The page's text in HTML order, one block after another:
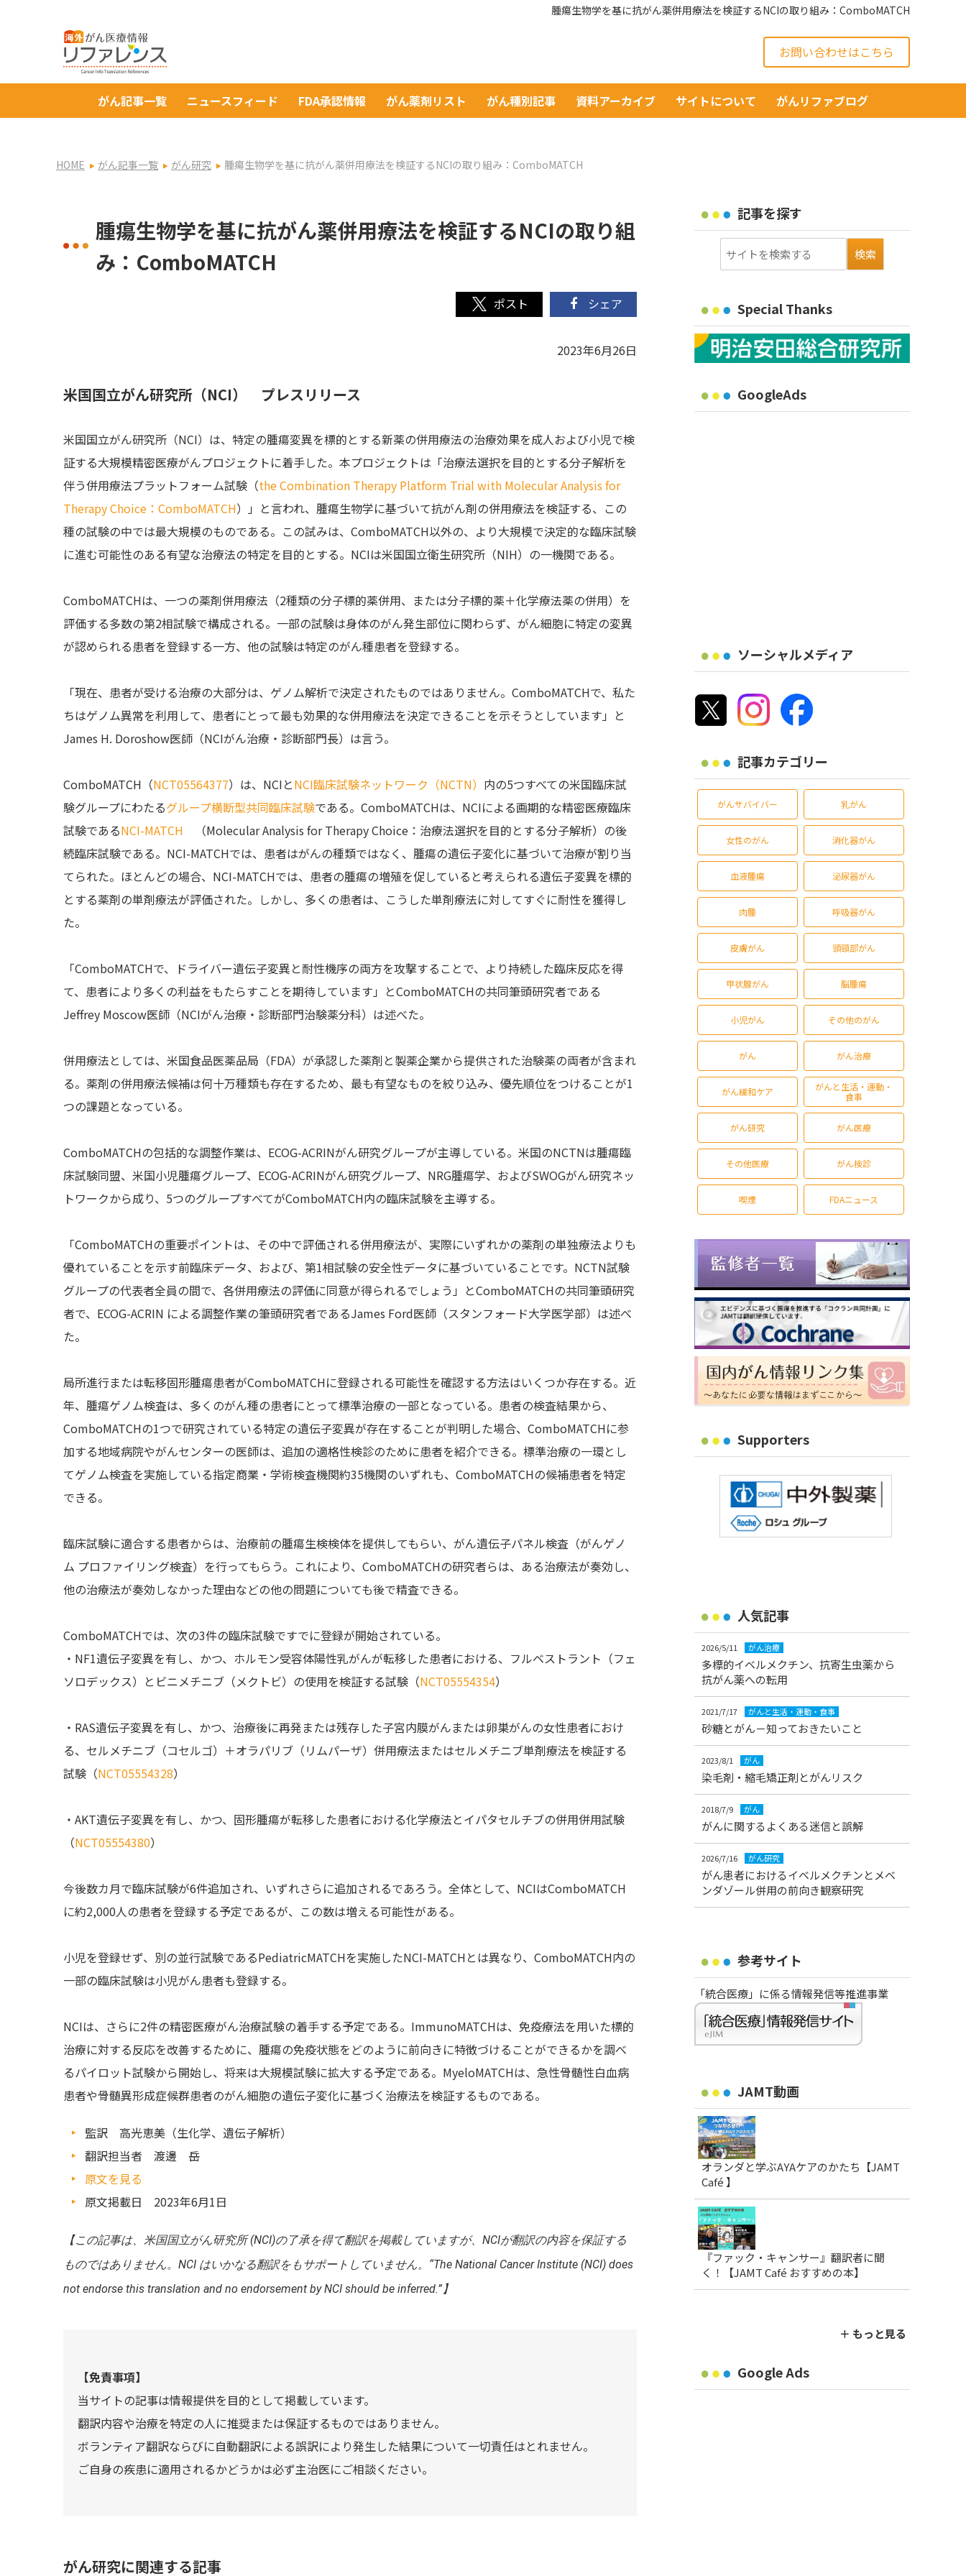
腫瘍生物学を基に抗がん薬併用療法を検証するNCIの取り組み：ComboMATCH
お問い合わせはこちら
がん記事一覧 ニュースフィード FDA承認情報 がん薬剤リスト がん種別記事 資料アーカイブ サイトについて がんリファブログ
HOME がん記事一覧 がん研究 腫瘍生物学を基に抗がん薬併用療法を検証するNCIの取り組み：ComboMATCH
腫瘍生物学を基に抗がん薬併用療法を検証するNCIの取り組
み：ComboMATCH
シェア
2023年6月26日
米国国立がん研究所（NCI） プレスリリース
米国国立がん研究所（NCI）は、特定の腫瘍変異を標的とする新薬の併用療法の治療効果を成人および小児で検
証する大規模精密医療がんプロジェクトに着手した。本プロジェクトは「治療法選択を目的とする分子解析を
伴う併用療法プラットフォーム試験（theCombination Therapy Platform Trial with Molecular Analysis for
Therapy Choice：ComboMATCH）」と言われ、腫瘍生物学に基づいて抗がん剤の併用療法を検証する、この
種の試験の中では最大規模のものである。この試みは、ComboMATCH以外の、より大規模で決定的な臨床試験
に進む可能性のある有望な治療法の特定を目的とする。NCIは米国国立衛生研究所（NIH）の一機関である。
ComboMATCHは、一つの薬剤併用療法（2種類の分子標的薬併用、または分子標的薬＋化学療法薬の併用）を
評価する多数の第2相試験で構成される。一部の試験は身体のがん発生部位に関わらず、がん細胞に特定の変異
が認められる患者を登録する一方、他の試験は特定のがん種患者を登録する。
「現在、患者が受ける治療の大部分は、ゲノム解析で決定されたものではありません。ComboMATCHで、私た
ちはゲノム異常を利用して、患者にとって最も効果的な併用療法を決定できることを示そうとしています」と
James H. Doroshow医師（NCIがん治療・診断部門長）は言う。
ComboMATCH（NCT05564377）は、NCIとNCI臨床試験ネットワーク（NCTN） 内の5つすべての米国臨床試
験グループにわたるグループ横断型共同臨床試験である。ComboMATCHは、NCIによる画期的な精密医療臨床
試験であるNCI-MATCH （Molecular Analysis for Therapy Choice：治療法選択を目的とする分子解析）の後
続臨床試験である。NCI-MATCHでは、患者はがんの種類ではなく、腫瘍の遺伝子変化に基づいて治療が割り当
てられた。ほとんどの場合、NCI-MATCHでは、患者の腫瘍の増殖を促していると考えられる遺伝子変異を標的
とする薬剤の単剤療法が評価された。しかし、多くの患者は、こうした単剤療法に対してすぐに耐性を獲得し
た。
「ComboMATCHで、ドライバー遺伝子変異と耐性機序の両方を攻撃することで、より持続した臨床反応を得
て、患者により多くの利益をもたらすことを期待しています」とComboMATCHの共同筆頭研究者である
Jeffrey Moscow医師（NCIがん治療・診断部門治験薬分科）は述べた。
併用療法としては、米国食品医薬品局（FDA）が承認した薬剤と製薬企業から提供された治験薬の両者が含まれ
る。薬剤の併用療法候補は何十万種類も存在するため、最も有望なものを絞り込み、優先順位をつけることが1
つの課題となっている。
ComboMATCHの包括的な調整作業は、ECOG-ACRINがん研究グループが主導している。米国のNCTNは腫瘍臨
床試験同盟、米国小児腫瘍グループ、ECOG-ACRINがん研究グループ、NRG腫瘍学、およびSWOGがん研究ネッ
トワークから成り、5つのグループすべてがComboMATCH内の臨床試験を主導する。
「ComboMATCHの重要ポイントは、その中で評価される併用療法が、実際にいずれかの薬剤の単独療法よりも
優れていることを示す前臨床データ、および、第1相試験の安全性データに基づいていることです。NCTN試験
グループの代表者全員の間で、各併用療法の評価に同意が得られるでしょう」とComboMATCHの共同筆頭研究
者で、ECOG-ACRIN による調整作業の筆頭研究者であるJames Ford医師（スタンフォード大学医学部）は述べ
た。
局所進行または転移固形腫瘍患者がComboMATCHに登録される可能性を確認する方法はいくつか存在する。近
年、腫瘍ゲノム検査は、多くのがん種の患者にとって標準治療の一部となっている。患者の検査結果から、
ComboMATCHの1つで研究されている特定の遺伝子変異が存在することが判明した場合、ComboMATCHに参
加する地域病院やがんセンターの医師は、追加の適格性検診のために患者を紹介できる。標準治療の一環とし
てゲノム検査を実施している指定商業・学術検査機関約35機関のいずれも、ComboMATCHの候補患者を特定
できる。
臨床試験に適合する患者からは、治療前の腫瘍生検検体を提供してもらい、がん遺伝子パネル検査（がんゲノ
ム プロファイリング検査）を行ってもらう。これにより、ComboMATCHの研究者らは、ある治療法が奏効し、
他の治療法が奏効しなかった理由などの他の問題についても後で精査できる。
ComboMATCHでは、次の3件の臨床試験ですでに登録が開始されている。
・NF1遺伝子変異を有し、かつ、ホルモン受容体陽性乳がんが転移した患者における、フルベストラント（フェ
ソロデックス）とビニメチニブ（メクトビ）の使用を検証する試験（NCT05554354）
・RAS遺伝子変異を有し、かつ、治療後に再発または残存した子宮内膜がんまたは卵巣がんの女性患者におけ
る、セルメチニブ（コセルゴ）＋オラパリブ（リムパーザ）併用療法またはセルメチニブ単剤療法を検証する
試験（NCT05554328）
・AKT遺伝子変異を有し、かつ、固形腫瘍が転移した患者における化学療法とイパタセルチブの併用併用試験
（NCT05554380）
今後数カ月で臨床試験が6件追加され、いずれさらに追加されるであろう。全体として、NCIはComboMATCH
に約2,000人の患者を登録する予定であるが、この数は増える可能性がある。
小児を登録せず、別の並行試験であるPediatricMATCHを実施したNCI-MATCHとは異なり、ComboMATCH内の
一部の臨床試験は小児がん患者も登録する。
NCIは、さらに2件の精密医療がん治療試験の着手する予定である。ImmunoMATCHは、免疫療法を用いた標的
治療に対する反応を改善するために、腫瘍の免疫状態をどのように前向きに特徴づけることができるかを調べ
るパイロット試験から開始し、将来は大規模試験に拡大する予定である。MyeloMATCHは、急性骨髄性白血病
患者や骨髄異形成症候群患者のがん細胞の遺伝子変化に基づく治療法を検証するものである。
監訳 高光恵美（生化学、遺伝子解析）
翻訳担当者 渡邊 岳
原文を見る
原文掲載日 2023年6月1日
【この記事は、米国国立がん研究所 (NCI)の了承を得て翻訳を掲載していますが、NCIが翻訳の内容を保証する
ものではありません。NCI はいかなる翻訳をもサポートしていません。“The National Cancer Institute (NCI) does
not endorse this translation and no endorsement by NCI should be inferred.”】
【免責事項】
当サイトの記事は情報提供を目的として掲載しています。
翻訳内容や治療を特定の人に推奨または保証するものではありません。
ボランティア翻訳ならびに自動翻訳による誤訳により発生した結果について一切責任はとれません。
ご自身の疾患に適用されるかどうかは必ず主治医にご相談ください。
がん研究に関連する記事
記事を探す
Special Thanks
GoogleAds
ソーシャルメディア
記事カテゴリー
がんサバイバー 乳がん
女性のがん 消化器がん
血液腫瘍 泌尿器がん
肉腫 呼吸器がん
皮膚がん 頭頸部がん
甲状腺がん 脳腫瘍
小児がん その他のがん
がん がん治療
がん緩和ケア
がんと生活・運動・
食事
がん研究 がん医療
その他医療 がん検診
喫煙 FDAニュース
Supporters
人気記事
2026/5/11 がん治療
多標的イベルメクチン、抗寄生虫薬から
抗がん薬への転用
2021/7/17 がんと生活・運動・食事
砂糖とがん－知っておきたいこと
2023/8/1 がん
染毛剤・縮毛矯正剤とがんリスク
2018/7/9 がん
がんに関するよくある迷信と誤解
2026/7/16 がん研究
がん患者におけるイベルメクチンとメベ
ンダゾール併用の前向き観察研究
参考サイト
「統合医療」に係る情報発信等推進事業
JAMT動画
オランダと学ぶAYAケアのかたち【JAMT
Café 】
『ファック・キャンサー』翻訳者に聞
く！【JAMT Café おすすめの本】
＋ もっと見る
Google Ads